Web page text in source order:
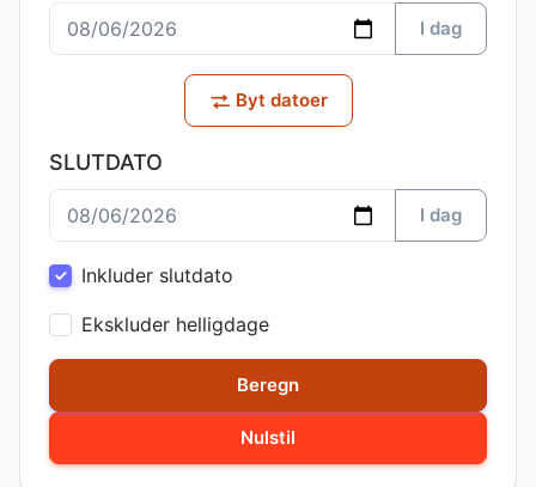
I dag
Byt datoer
SLUTDATO
I dag
Inkluder slutdato
Ekskluder helligdage
Nulstil
Beregn